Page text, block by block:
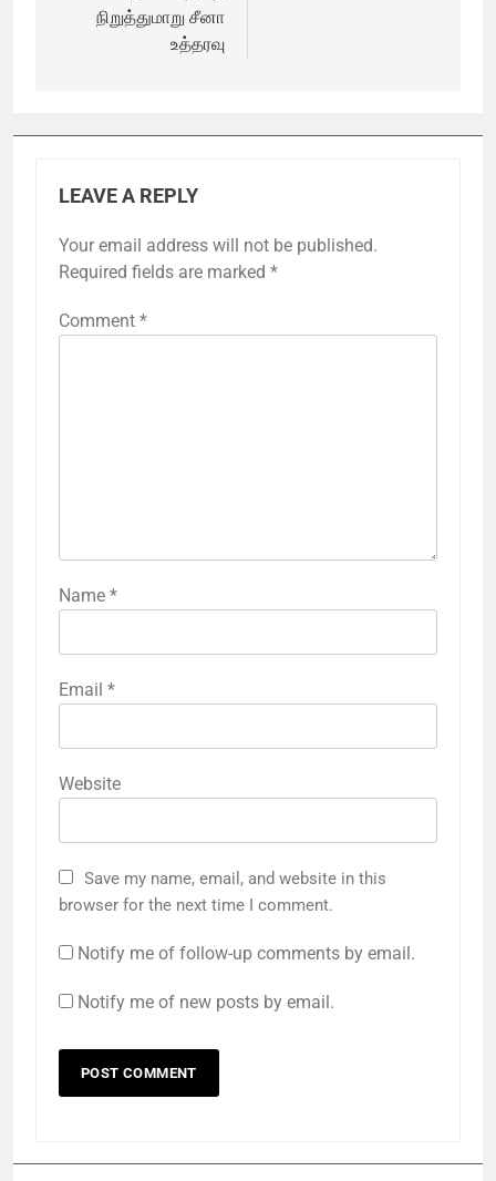
நிறுத்துமாறு சீனா
உத்தரவு
LEAVE A REPLY
Your email address will not be published.
Required fields are marked *
Comment *
Name *
Email *
Website
Save my name, email, and website in this
browser for the next time I comment.
Notify me of follow-up comments by email.
Notify me of new posts by email.